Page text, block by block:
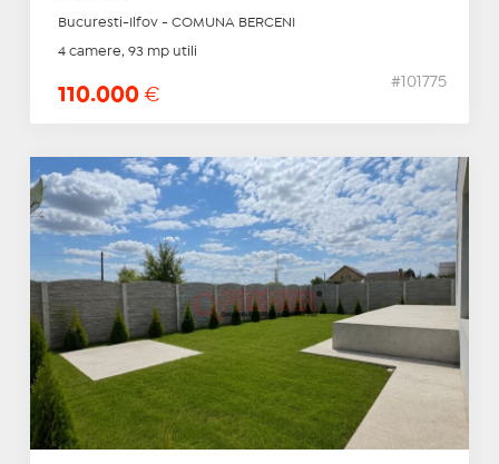
Bucuresti-Ilfov - COMUNA BERCENI
4 camere, 93 mp utili
110.000 €
#101775